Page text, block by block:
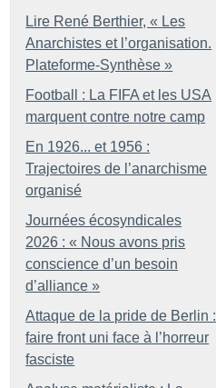
Lire René Berthier, « Les
Anarchistes et l’organisation.
Plateforme-Synthèse »
Football : La FIFA et les USA
marquent contre notre camp
En 1926... et 1956 :
Trajectoires de l’anarchisme
organisé
Journées écosyndicales
2026 : « Nous avons pris
conscience d’un besoin
d’alliance »
Attaque de la pride de Berlin :
faire front uni face à l’horreur
fasciste